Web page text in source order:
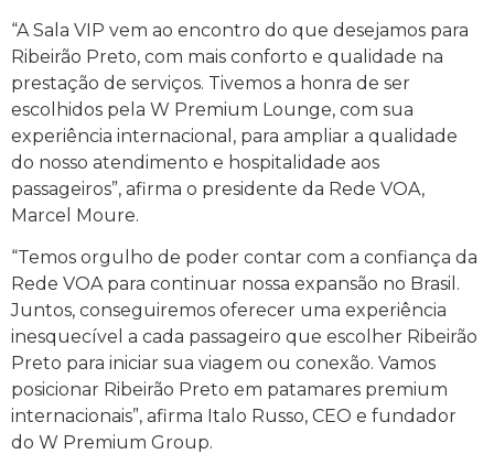
“A Sala VIP vem ao encontro do que desejamos para
Ribeirão Preto, com mais conforto e qualidade na
prestação de serviços. Tivemos a honra de ser
escolhidos pela W Premium Lounge, com sua
experiência internacional, para ampliar a qualidade
do nosso atendimento e hospitalidade aos
passageiros”, afirma o presidente da Rede VOA,
Marcel Moure.
“Temos orgulho de poder contar com a confiança da
Rede VOA para continuar nossa expansão no Brasil.
Juntos, conseguiremos oferecer uma experiência
inesquecível a cada passageiro que escolher Ribeirão
Preto para iniciar sua viagem ou conexão. Vamos
posicionar Ribeirão Preto em patamares premium
internacionais”, afirma Italo Russo, CEO e fundador
do W Premium Group.